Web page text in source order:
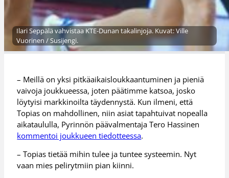
Ilari Seppälä vahvistaa KTE-Dunan takalinjoja. Kuvat: Ville
Vuorinen / Susijengi.
– Meillä on yksi pitkäaikaisloukkaantuminen ja pieniä
vaivoja joukkueessa, joten päätimme katsoa, josko
löytyisi markkinoilta täydennystä. Kun ilmeni, että
Topias on mahdollinen, niin asiat tapahtuivat nopealla
aikataululla, Pyrinnön päävalmentaja Tero Hassinen
kommentoi joukkueen tiedotteessa.
– Topias tietää mihin tulee ja tuntee systeemin. Nyt
vaan mies pelirytmiin pian kiinni.